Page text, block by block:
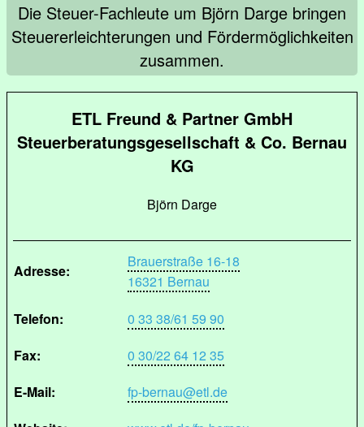
Die Steuer-Fachleute um Björn Darge bringen
Steuererleichterungen und Fördermöglichkeiten
zusammen.
ETL Freund & Partner GmbH
Steuerberatungsgesellschaft & Co. Bernau
KG
Björn Darge
Adresse:
Brauerstraße 16-18
16321 Bernau
Telefon:
0 33 38/61 59 90
Fax:
0 30/22 64 12 35
E-Mail:
fp-bernau@etl.de